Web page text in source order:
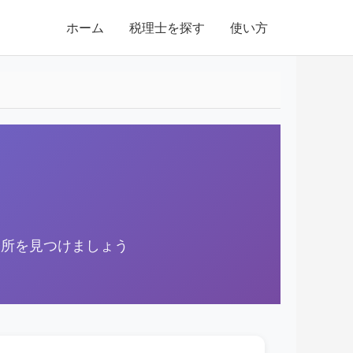
ホーム 税理士を探す 使い方
を見つけましょう